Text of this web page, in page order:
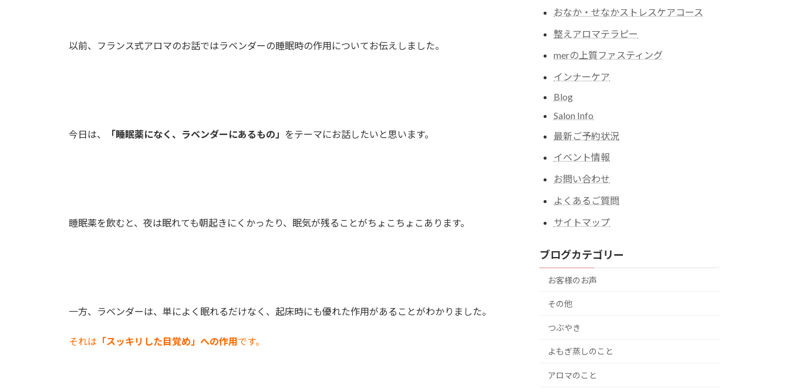
以前、フランス式アロマのお話ではラベンダーの睡眠時の作用についてお伝えしました。
今日は、 「睡眠薬になく、ラベンダーにあるもの」 をテーマにお話したいと思います。
睡眠薬を飲むと、夜は眠れても朝起きにくかったり、眠気が残ることがちょこちょこあります。
一方、ラベンダーは、単によく眠れるだけなく、起床時にも優れた作用があることがわかりました。
それは 「スッキリした目覚め」への作用です。
おなか・せなかストレスケアコース
整えアロマテラピー
merの上質ファスティング
インナーケア
Blog
Salon Info
最新ご予約状況
イベント情報
お問い合わせ
よくあるご質問
サイトマップ
ブログカテゴリー
お客様のお声
その他
つぶやき
よもぎ蒸しのこと
アロマのこと